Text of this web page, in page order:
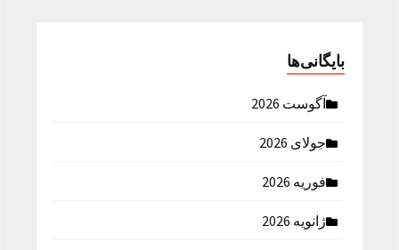
بایگانی‌ها
آگوست 2026
جولای 2026
فوریه 2026
ژانویه 2026